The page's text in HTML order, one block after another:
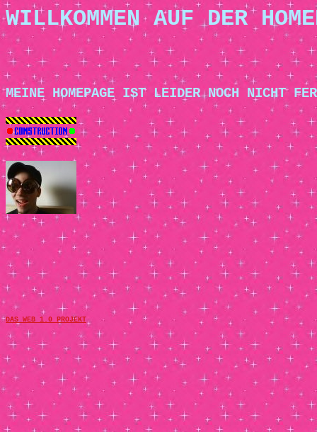
WILLKOMMEN AUF DER
MEINE HOMEPAGE IST LEIDER NOCH NICHT
DAS WEB 1.0 PROJEKT